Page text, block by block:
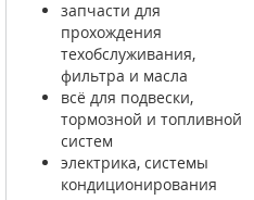
запчасти для
прохождения
техобслуживания,
фильтра и масла
всё для подвески,
тормозной и топливной
систем
электрика, системы
кондиционирования